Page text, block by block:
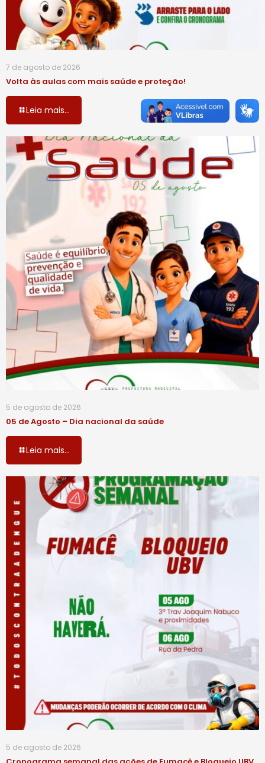
7 de agosto de 2026
Volta às aulas com mais saúde e proteção!
Leia mais...
5 de agosto de 2026
05 de Agosto – Dia nacional da saúde
Leia mais...
5 de agosto de 2026